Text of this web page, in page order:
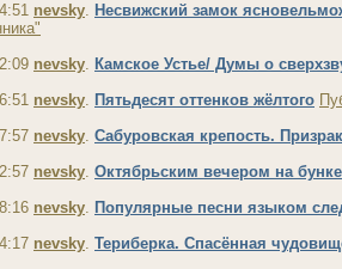
nevsky. Несвижский замок
nevsky. Камское Устье/ Думы о
nevsky. Пятьдесят оттенков жёлтого
nevsky. Сабуровская крепость.
nevsky. Октябрьским вечером на
nevsky. Популярные песни языком
nevsky. Териберка. Спасённая